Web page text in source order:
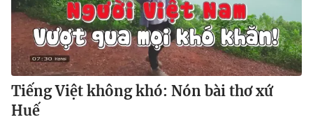
Tiếng Việt không khó: Nón bài thơ xứ
Huế